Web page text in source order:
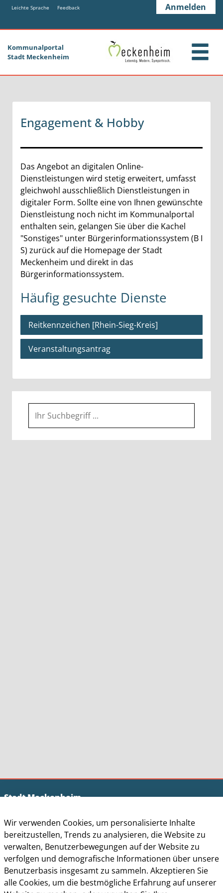
Zum Hauptinhalt springen
Zum Header
Zum Hauptinhalt
Zum Footer
Leichte Sprache Feedback Anmelden
Kommunalportal
Stadt Meckenheim
Engagement & Hobby
Das Angebot an digitalen Online-
Dienstleistungen wird stetig erweitert, umfasst
gleichwohl ausschließlich Dienstleistungen in
digitaler Form. Sollte eine von Ihnen gewünschte
Dienstleistung noch nicht im Kommunalportal
enthalten sein, gelangen Sie über die Kachel
"Sonstiges" unter Bürgerinformationssystem (B I
S) zurück auf die Homepage der Stadt
Meckenheim und direkt in das
Bürgerinformationssystem.
Häufig gesuchte Dienste
Reitkennzeichen [Rhein-Sieg-Kreis]
Veranstaltungsantrag
Suche
Stadt Meckenheim
Der Bürgermeister
Sven Schnieber
Siebengebirgsring 4
53340 Meckenheim
Tel.:+49 2225 / 917 - 0
E-Mail:stadt.meckenheim@meckenheim.de
Wir verwenden Cookies, um personalisierte Inhalte
bereitzustellen, Trends zu analysieren, die Website zu
verwalten, Benutzerbewegungen auf der Website zu
verfolgen und demografische Informationen über unsere
Benutzerbasis insgesamt zu sammeln. Akzeptieren Sie
alle Cookies, um die bestmögliche Erfahrung auf unserer